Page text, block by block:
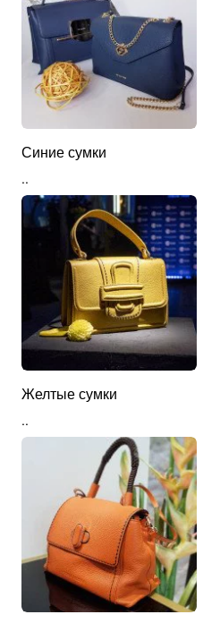
Синие сумки
..
Желтые сумки
..